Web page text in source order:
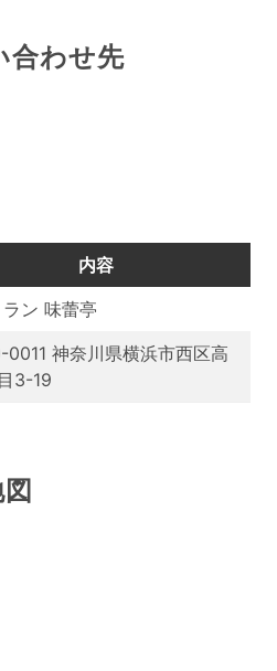
合わせ先
内容
ン 味蕾亭
0011 神奈川県横浜市西区高
3-19